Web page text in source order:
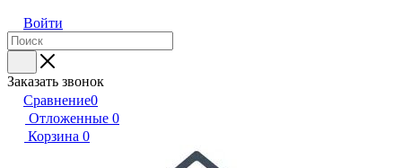
Войти
Заказать звонок
Сравнение0
Отложенные 0
Корзина 0